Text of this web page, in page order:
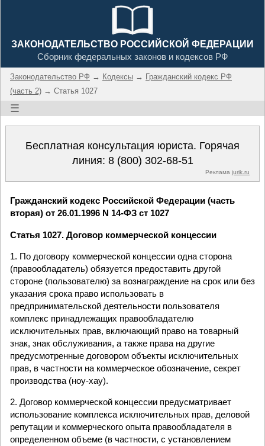
ЗАКОНОДАТЕЛЬСТВО РОССИЙСКОЙ ФЕДЕРАЦИИ
Сборник федеральных законов и кодексов РФ
Законодательство РФ → Кодексы → Гражданский кодекс РФ
(часть 2) → Статья 1027
☰
Бесплатная консультация юриста. Горячая
линия: 8 (800) 302-68-51
Реклама jurik.ru
Гражданский кодекс Российской Федерации (часть
вторая) от 26.01.1996 N 14-ФЗ ст 1027
Статья 1027. Договор коммерческой концессии
1. По договору коммерческой концессии одна сторона
(правообладатель) обязуется предоставить другой
стороне (пользователю) за вознаграждение на срок или без
указания срока право использовать в
предпринимательской деятельности пользователя
комплекс принадлежащих правообладателю
исключительных прав, включающий право на товарный
знак, знак обслуживания, а также права на другие
предусмотренные договором объекты исключительных
прав, в частности на коммерческое обозначение, секрет
производства (ноу-хау).
2. Договор коммерческой концессии предусматривает
использование комплекса исключительных прав, деловой
репутации и коммерческого опыта правообладателя в
определенном объеме (в частности, с установлением